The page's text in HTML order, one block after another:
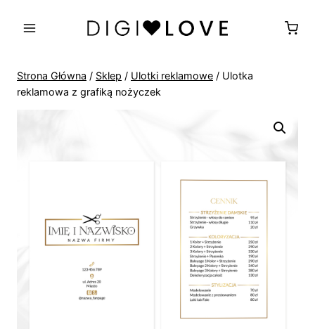
Strona Główna / Sklep / Ulotki reklamowe / Ulotka
reklamowa z grafiką nożyczek